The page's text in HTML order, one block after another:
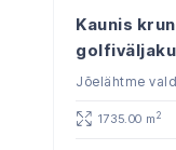
Kaunis
Jõelähtme
1735.00 m 2